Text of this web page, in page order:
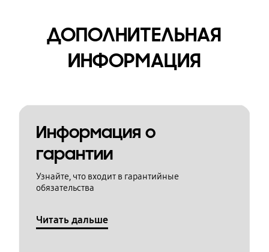
ДОПОЛНИТЕЛЬНАЯ
ИНФОРМАЦИЯ
Информация о
гарантии
Узнайте, что входит в гарантийные
обязательства
Читать дальше